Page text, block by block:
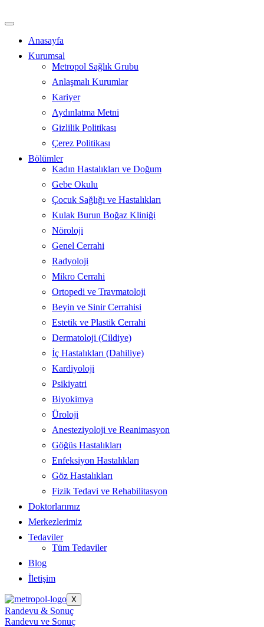
atla
Anasayfa
Kurumsal
Metropol Sağlık Grubu
Anlaşmalı Kurumlar
Kariyer
Aydınlatma Metni
Gizlilik Politikası
Çerez Politikası
Bölümler
Kadın Hastalıkları ve Doğum
Gebe Okulu
Çocuk Sağlığı ve Hastalıkları
Kulak Burun Boğaz Kliniği
Nöroloji
Genel Cerrahi
Radyoloji
Mikro Cerrahi
Ortopedi ve Travmatoloji
Beyin ve Sinir Cerrahisi
Estetik ve Plastik Cerrahi
Dermatoloji (Cildiye)
İç Hastalıkları (Dahiliye)
Kardiyoloji
Psikiyatri
Biyokimya
Üroloji
Anesteziyoloji ve Reanimasyon
Göğüs Hastalıkları
Enfeksiyon Hastalıkları
Göz Hastalıkları
Fizik Tedavi ve Rehabilitasyon
Doktorlarımız
Merkezlerimiz
Tedaviler
Tüm Tedaviler
Blog
İletişim
X
Randevu & Sonuç
Randevu ve Sonuç